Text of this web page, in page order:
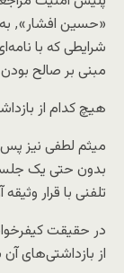
مبنی بر صالح بودن
هیچ کدام از
تلفنی با قرار
در حقیقت
از بازداشتی‌های